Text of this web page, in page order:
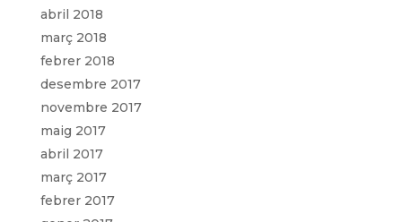
abril 2018
març 2018
febrer 2018
desembre 2017
novembre 2017
maig 2017
abril 2017
març 2017
febrer 2017